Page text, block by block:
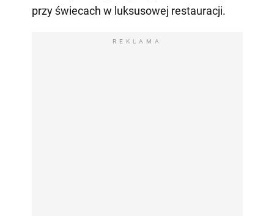
przy świecach w luksusowej restauracji.
REKLAMA